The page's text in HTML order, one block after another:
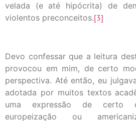
velada (e até hipócrita) de
violentos preconceitos.[3]
Devo confessar que a leitura
provocou em mim, de certo
perspectiva. Até então, eu
adotada por muitos textos
uma expressão de certo
europeização ou